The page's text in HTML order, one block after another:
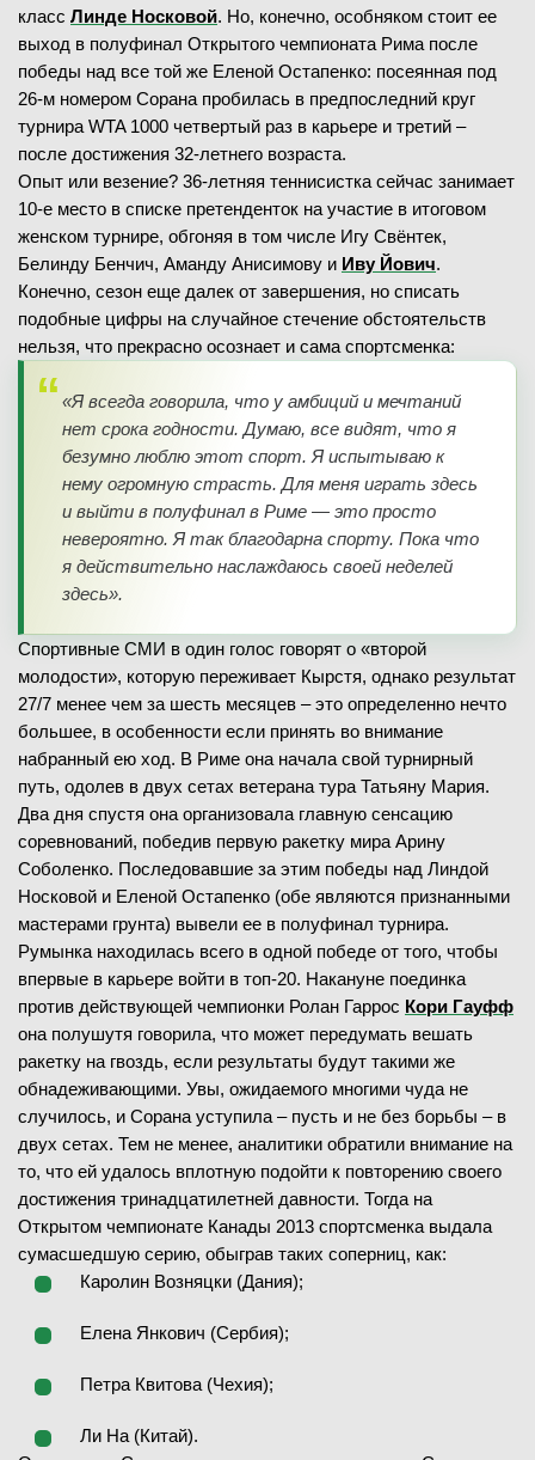
класс Линде Носковой. Но, конечно, особняком стоит ее
выход в полуфинал Открытого чемпионата Рима после
победы над все той же Еленой Остапенко: посеянная под
26-м номером Сорана пробилась в предпоследний круг
турнира WTA 1000 четвертый раз в карьере и третий –
после достижения 32-летнего возраста.
Опыт или везение? 36-летняя теннисистка сейчас занимает
10-е место в списке претенденток на участие в итоговом
женском турнире, обгоняя в том числе Игу Свёнтек,
Белинду Бенчич, Аманду Анисимову и Иву Йович.
Конечно, сезон еще далек от завершения, но списать
подобные цифры на случайное стечение обстоятельств
нельзя, что прекрасно осознает и сама спортсменка:
«Я всегда говорила, что у амбиций и мечтаний
нет срока годности. Думаю, все видят, что я
безумно люблю этот спорт. Я испытываю к
нему огромную страсть. Для меня играть здесь
и выйти в полуфинал в Риме — это просто
невероятно. Я так благодарна спорту. Пока что
я действительно наслаждаюсь своей неделей
здесь».
Спортивные СМИ в один голос говорят о «второй
молодости», которую переживает Кырстя, однако результат
27/7 менее чем за шесть месяцев – это определенно нечто
большее, в особенности если принять во внимание
набранный ею ход. В Риме она начала свой турнирный
путь, одолев в двух сетах ветерана тура Татьяну Мария.
Два дня спустя она организовала главную сенсацию
соревнований, победив первую ракетку мира Арину
Соболенко. Последовавшие за этим победы над Линдой
Носковой и Еленой Остапенко (обе являются признанными
мастерами грунта) вывели ее в полуфинал турнира.
Румынка находилась всего в одной победе от того, чтобы
впервые в карьере войти в топ-20. Накануне поединка
против действующей чемпионки Ролан Гаррос Кори Гауфф
она полушутя говорила, что может передумать вешать
ракетку на гвоздь, если результаты будут такими же
обнадеживающими. Увы, ожидаемого многими чуда не
случилось, и Сорана уступила – пусть и не без борьбы – в
двух сетах. Тем не менее, аналитики обратили внимание на
то, что ей удалось вплотную подойти к повторению своего
достижения тринадцатилетней давности. Тогда на
Открытом чемпионате Канады 2013 спортсменка выдала
сумасшедшую серию, обыграв таких соперниц, как:
Каролин Возняцки (Дания);
Елена Янкович (Сербия);
Петра Квитова (Чехия);
Ли На (Китай).